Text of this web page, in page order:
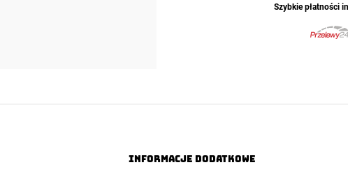
Szybkie płatności
Informacje dodatkowe